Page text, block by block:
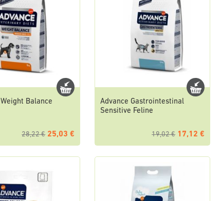
Balance
28,22 € 25,03 €
Advance Gastrointestinal
Sensitive Feline
19,02 € 17,12 €